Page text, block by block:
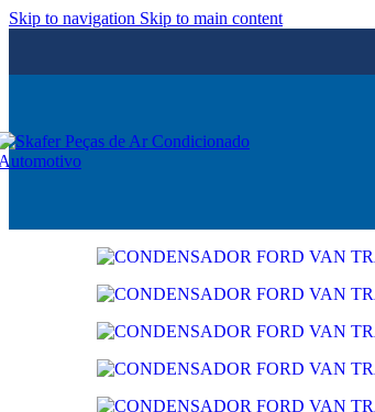
Skip to navigation Skip to main content